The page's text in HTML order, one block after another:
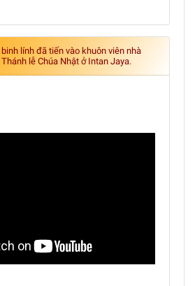
lính đã tiến vào khuôn viên nhà
lễ Chúa Nhật ở Intan Jaya.